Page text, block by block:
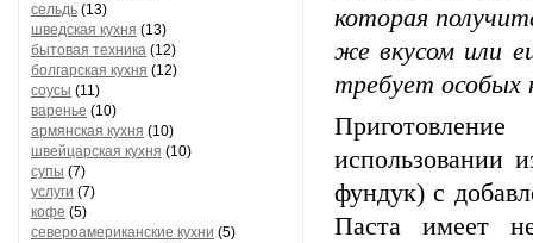
сельдь (13)
шведская кухня (13)
бытовая техника (12)
болгарская кухня (12)
соусы (11)
варенье (10)
армянская кухня (10)
швейцарская кухня (10)
супы (7)
услуги (7)
кофе (5)
североамериканские кухни (5)
которая
же вкусом или
требует особых
использовании
фундук) с
Паста имеет